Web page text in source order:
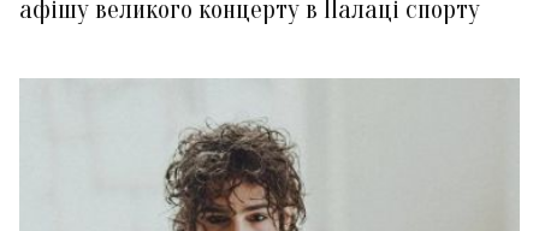
афішу великого концерту в Палаці спорту